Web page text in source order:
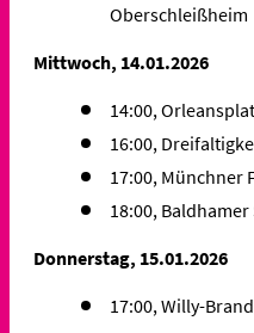
Oberschleißheim
Mittwoch, 14.01.2026
14:00,
16:00,
17:00, Münchner
18:00,
Donnerstag, 15.01.2026
17:00, Willy-